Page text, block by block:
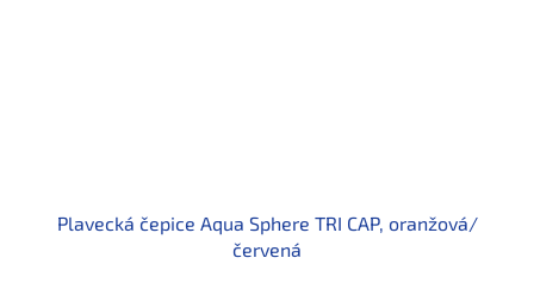
Plavecká čepice Aqua Sphere TRI CAP, oranžová/
červená